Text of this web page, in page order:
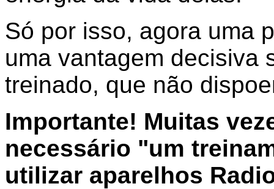
Só por isso, agora uma
uma vantagem decisiva
treinado, que não
Importante! Muitas
necessário "um
utilizar aparelhos